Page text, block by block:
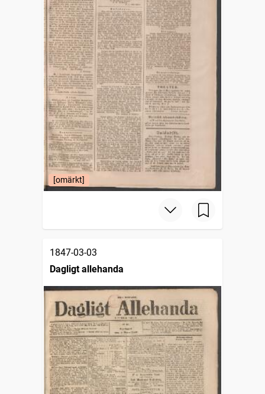
[omärkt]
1847-03-03
Dagligt allehanda